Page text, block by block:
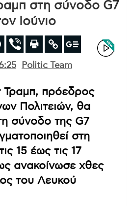
στη σύνοδο G7
Ιούνιο
Politic Team
Τραμπ, πρόεδρος
Πολιτειών, θα
σύνοδο της G7
στη
15 έως τις 17
ανακοίνωσε χθες
του Λευκού